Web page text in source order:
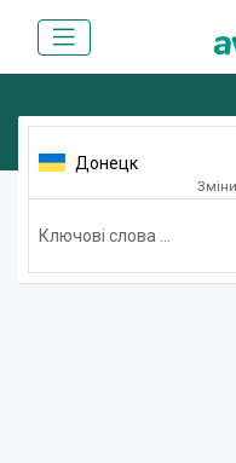
Донецк